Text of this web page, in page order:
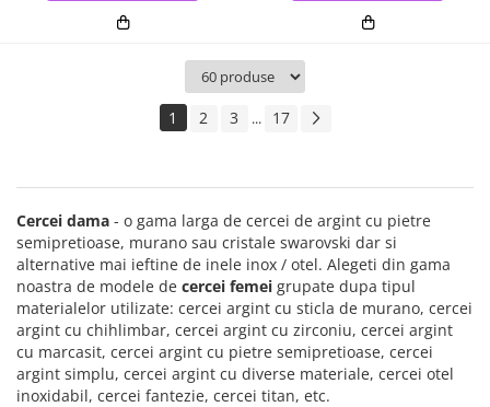
1 2 3 ... 17
Cercei dama - o gama larga de cercei de argint cu pietre
semipretioase, murano sau cristale swarovski dar si
alternative mai ieftine de inele inox / otel. Alegeti din gama
noastra de modele de cercei femei grupate dupa tipul
materialelor utilizate: cercei argint cu sticla de murano, cercei
argint cu chihlimbar, cercei argint cu zirconiu, cercei argint
cu marcasit, cercei argint cu pietre semipretioase, cercei
argint simplu, cercei argint cu diverse materiale, cercei otel
inoxidabil, cercei fantezie, cercei titan, etc.